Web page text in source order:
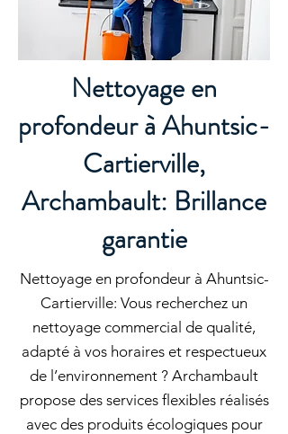
Nettoyage en
profondeur à Ahuntsic-
Cartierville,
Archambault: Brillance
garantie
Nettoyage en profondeur à Ahuntsic-
Cartierville: Vous recherchez un
nettoyage commercial de qualité,
adapté à vos horaires et respectueux
de l’environnement ? Archambault
propose des services flexibles réalisés
avec des produits écologiques pour